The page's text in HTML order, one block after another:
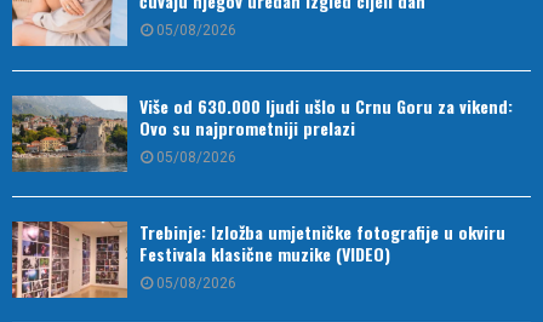
05/08/2026
Više od 630.000 ljudi ušlo u Crnu Goru za vikend:
Ovo su najprometniji prelazi
05/08/2026
Trebinje: Izložba umjetničke fotografije u okviru
Festivala klasične muzike (VIDEO)
05/08/2026